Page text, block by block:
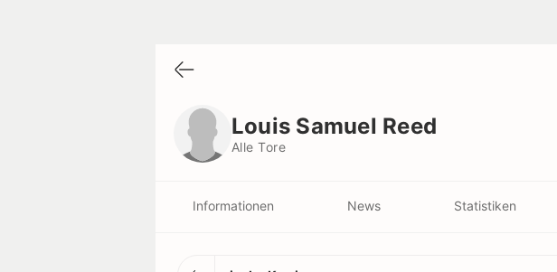
Louis Samuel Reed
Alle Tore
Informationen News Statistiken